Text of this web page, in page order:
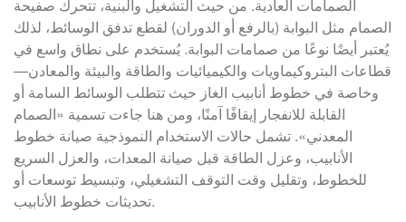
الصمامات العادية. من حيث التشغيل والبنية، تتحرك صفيحة
الصمام مثل البوابة (بالرفع أو الدوران) لقطع تدفق الوسائط، لذلك
يُعتبر أيضًا نوعًا من صمامات البوابة. يُستخدم على نطاق واسع في
قطاعات البتروكيماويات والكيميائيات والطاقة والبيئة والمعادن—
وخاصة في خطوط أنابيب الغاز حيث تتطلب الوسائط السامة أو
القابلة للانفجار إيقافًا آمنًا، ومن هنا جاءت تسمية «الصمام
المعدني». تشمل حالات الاستخدام النموذجية صيانة خطوط
الأنابيب، وعزل الطاقة قبل صيانة المعدات، والعزل السريع
للخطوط، وتقليل وقت التوقف التشغيلي، وتبسيط توسعات أو
تحديثات خطوط الأنابيب.